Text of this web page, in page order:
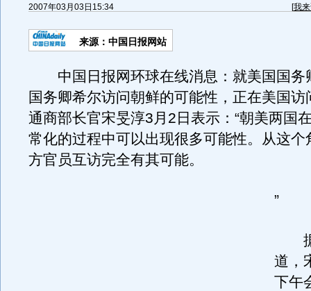
2007年03月03日15:34 [我
来源：中国日报网站
中国日报网环球在线消息：就美国国务
国务卿希尔访问朝鲜的可能性，正在美国访
通商部长官宋旻淳3月2日表示：“朝美两国
常化的过程中可以出现很多可能性。从这个
方官员互访完全有其可能。
”
据
道，
下午